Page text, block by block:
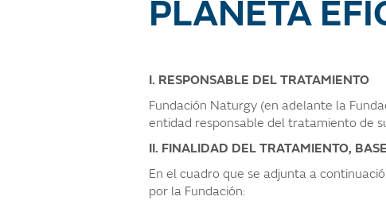
PLANETA
I. RESPONSABLE DEL TRATAMIENTO
Fundación Naturgy (en adelante la
entidad responsable del tratamiento de
II. FINALIDAD DEL TRATAMIENTO,
En el cuadro que se adjunta a
por la Fundación: